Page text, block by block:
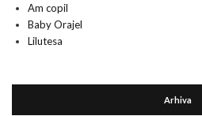
Am copil
Baby Orajel
Lilutesa
Arhiva